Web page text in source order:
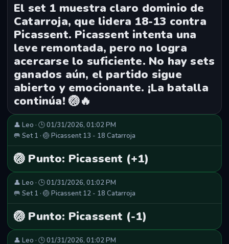
El set 1 muestra claro dominio de
Catarroja, que lidera 18-13 contra
Picassent. Picassent intenta una
leve remontada, pero no logra
acercarse lo suficiente. No hay sets
ganados aún, el partido sigue
abierto y emocionante. ¡La batalla
continúa! 🏐🔥
👤 Leo · 🕒 01/31/2026, 01:02 PM
🥅 Set 1 · 🏐 Picassent 13 - 18 Catarroja
🏐 Punto: Picassent (+1)
👤 Leo · 🕒 01/31/2026, 01:02 PM
🥅 Set 1 · 🏐 Picassent 12 - 18 Catarroja
🏐 Punto: Picassent (-1)
👤 Leo · 🕒 01/31/2026, 01:02 PM